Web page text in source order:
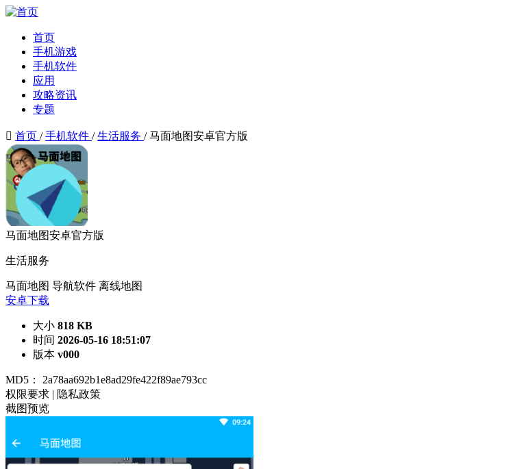
首页
手机游戏
手机软件
应用
攻略资讯
专题
 首页 / 手机软件 / 生活服务 / 马面地图安卓官方版
马面地图安卓官方版
生活服务
马面地图 导航软件 离线地图
安卓下载
大小 818 KB
时间 2026-05-16 18:51:07
版本 v000
MD5： 2a78aa692b1e8ad29fe422f89ae793cc
权限要求 | 隐私政策
截图预览